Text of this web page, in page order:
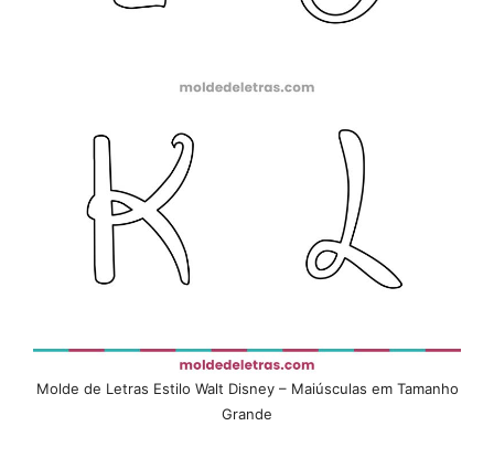
Molde de Letras Estilo Walt Disney – Maiúsculas em Tamanho
Grande